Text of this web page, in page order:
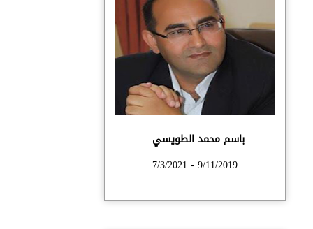
باسم محمد الطويسي
9/11/2019 - 7/3/2021